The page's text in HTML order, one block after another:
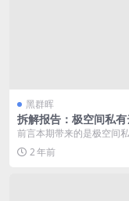
黑群晖
拆解报告：极空间私有
前言本期带来的是极空间
C的拆解，这款NAS设备采
注塑机身，造型...
2 年前